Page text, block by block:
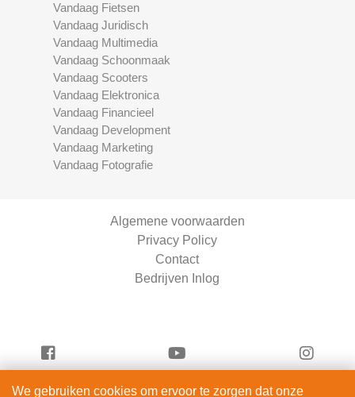
Vandaag Fietsen
Vandaag Juridisch
Vandaag Multimedia
Vandaag Schoonmaak
Vandaag Scooters
Vandaag Elektronica
Vandaag Financieel
Vandaag Development
Vandaag Marketing
Vandaag Fotografie
Algemene voorwaarden
Privacy Policy
Contact
Bedrijven Inlog
We gebruiken cookies om ervoor te zorgen dat onze